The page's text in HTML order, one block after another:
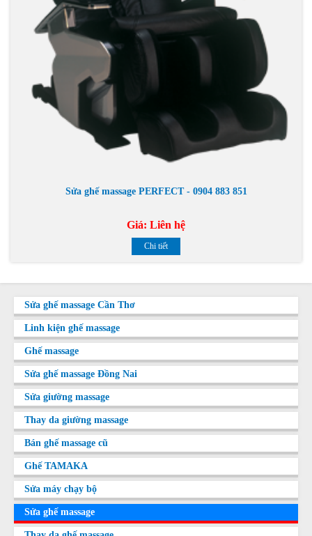
Sửa ghế massage PERFECT - 0904 883 851
Giá: Liên hệ
Chi tiết
Sửa ghế massage Cần Thơ
Linh kiện ghế massage
Ghế massage
Sửa ghế massage Đồng Nai
Sửa giường massage
Thay da giường massage
Bán ghế massage cũ
Ghế TAMAKA
Sửa máy chạy bộ
Sửa ghế massage